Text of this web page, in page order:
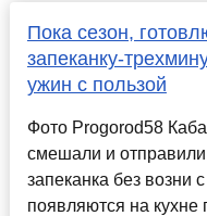
Пока сезон,
запеканку-
ужин с пользой
Фото Progorod58
смешали и отправили
запеканка без возни
появляются на кухне